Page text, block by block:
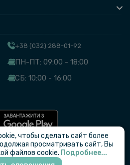
+38 (032) 288-01-92
ПН-ПТ: 09:00 - 18:00
СБ: 10:00 - 16:00
© VEST
чтобы сделать сайт более
просматривать сайт, Вы
файлов cookie. Подробнее...